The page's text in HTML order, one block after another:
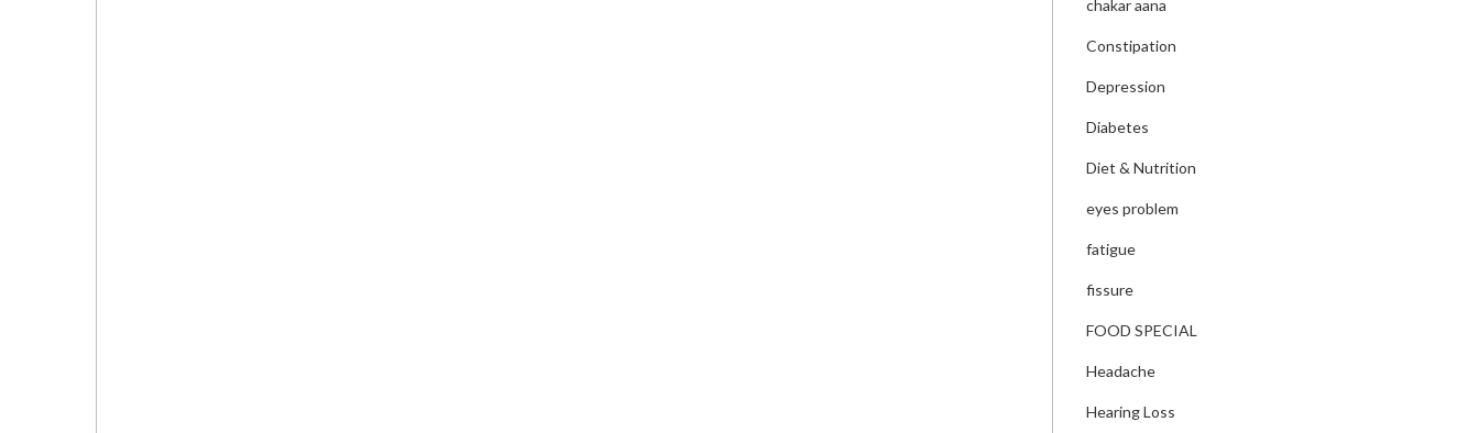
chakar aana
Constipation
Depression
Diabetes
Diet & Nutrition
eyes problem
fatigue
fissure
FOOD SPECIAL
Headache
Hearing Loss